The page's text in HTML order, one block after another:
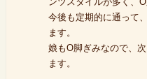
今後も定期的に通って
ます。
娘もO脚ぎみなので、
ます。